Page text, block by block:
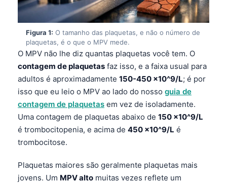
Figura 1: O tamanho das plaquetas, e não o número de
plaquetas, é o que o MPV mede.
O MPV não lhe diz quantas plaquetas você tem. O
contagem de plaquetas faz isso, e a faixa usual para
adultos é aproximadamente 150-450 ×10^9/L; é por
isso que eu leio o MPV ao lado do nosso guia de
contagem de plaquetas em vez de isoladamente.
Uma contagem de plaquetas abaixo de 150 ×10^9/L
é trombocitopenia, e acima de 450 ×10^9/L é
trombocitose.
Plaquetas maiores são geralmente plaquetas mais
jovens. Um MPV alto muitas vezes reflete um